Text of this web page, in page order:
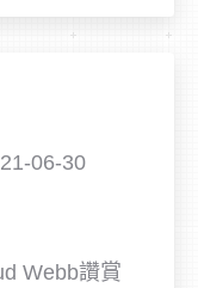
06-30
Webb讚賞